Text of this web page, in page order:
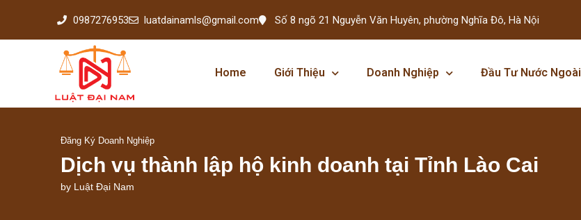
0987276953 luatdainamls@gmail.com Số 8 ngõ 21 Nguyễn Văn Huyên, phường Nghĩa Đô, Hà Nội
Home Giới Thiệu Doanh Nghiệp Đầu Tư Nước Ngoài
Đăng Ký Doanh Nghiệp
Dịch vụ thành lập hộ kinh doanh tại Tỉnh Lào Cai
by Luật Đại Nam